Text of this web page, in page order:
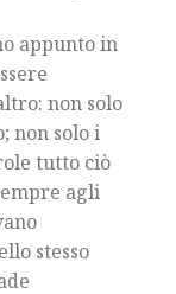
appunto in
non solo
non solo i
tutto ciò
agli
stesso